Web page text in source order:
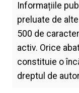
Informațiile
preluate de
500 de
activ. Orice
constituie o
dreptul de